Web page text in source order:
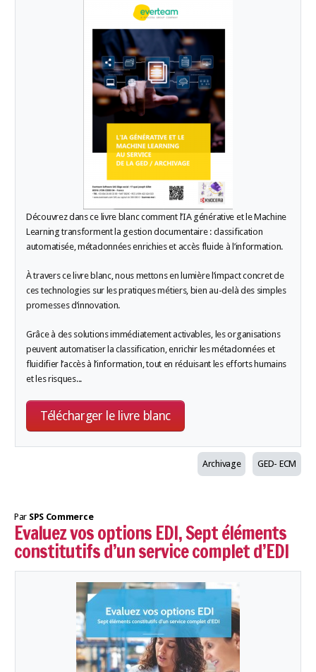
Découvrez dans ce livre blanc comment l’IA générative et le Machine
Learning transforment la gestion documentaire : classification
automatisée, métadonnées enrichies et accès fluide à l’information.
À travers ce livre blanc, nous mettons en lumière l’impact concret de
ces technologies sur les pratiques métiers, bien au-delà des simples
promesses d’innovation.
Grâce à des solutions immédiatement activables, les organisations
peuvent automatiser la classification, enrichir les métadonnées et
fluidifier l’accès à l’information, tout en réduisant les efforts humains
et les risques...
Télécharger le livre blanc
Archivage GED- ECM
Par SPS Commerce
Evaluez vos options EDI, Sept éléments
constitutifs d’un service complet d’EDI